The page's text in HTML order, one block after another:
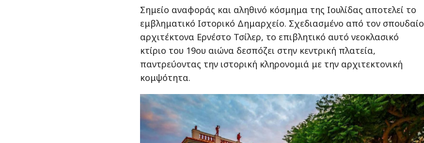
Σημείο αναφοράς και αληθινό κόσμημα της Ιουλίδας αποτελεί το
εμβληματικό Ιστορικό Δημαρχείο. Σχεδιασμένο από τον σπουδαίο
αρχιτέκτονα Ερνέστο Τσίλερ, το επιβλητικό αυτό νεοκλασικό
κτίριο του 19ου αιώνα δεσπόζει στην κεντρική πλατεία,
παντρεύοντας την ιστορική κληρονομιά με την αρχιτεκτονική
κομψότητα.